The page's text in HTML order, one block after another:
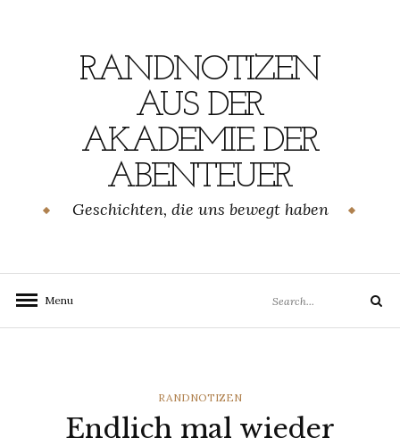
RANDNOTIZEN
AUS DER
AKADEMIE DER
ABENTEUER
Geschichten, die uns bewegt haben
Menu
for:
Search
CATEGORIES
RANDNOTIZEN
Endlich mal wieder